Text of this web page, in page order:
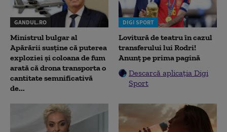
GANDUL.RO
Ministrul bulgar al
Apărării susține că puterea
exploziei și coloana de fum
arată că drona transporta o
cantitate semnificativă
de...
DIGI SPORT
Lovitură de teatru în cazul
transferului lui Rodri!
Anunț pe prima pagină
Descarcă aplicația Digi
Sport